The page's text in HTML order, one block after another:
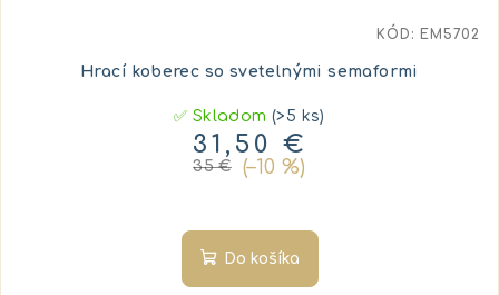
Hrací koberec so svetelnými semaformi
✅ Skladom(>5 ks)
31,50 €
35 € (–10 %)
Do košíka
KÓD: EM5702